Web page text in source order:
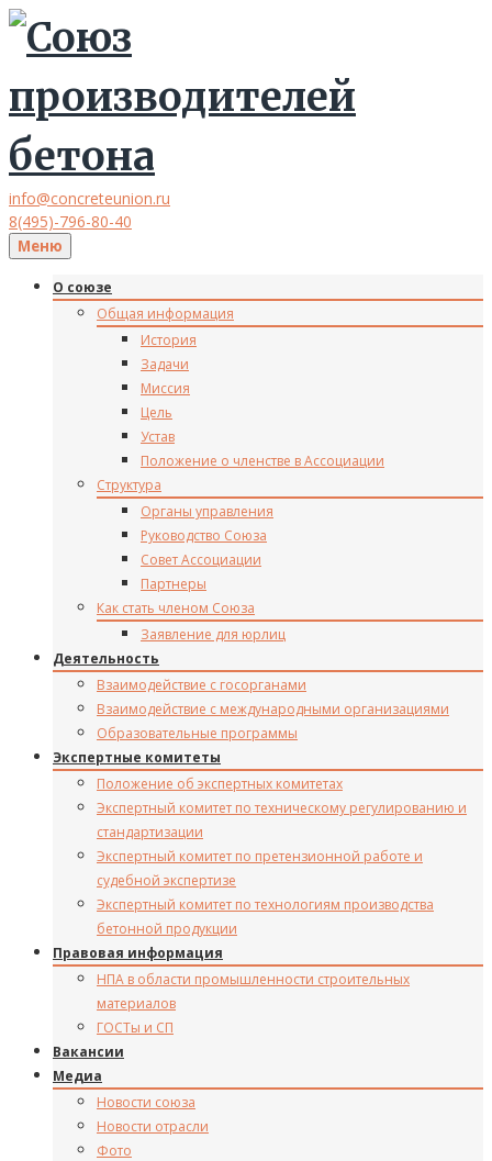
info@concreteunion.ru
8(495)-796-80-40
Меню
О союзе
Общая информация
История
Задачи
Миссия
Цель
Устав
Положение о членстве в Ассоциации
Структура
Органы управления
Руководство Союза
Совет Ассоциации
Партнеры
Как стать членом Союза
Заявление для юрлиц
Деятельность
Взаимодействие с госорганами
Взаимодействие с международными организациями
Образовательные программы
Экспертные комитеты
Положение об экспертных комитетах
Экспертный комитет по техническому регулированию и
стандартизации
Экспертный комитет по претензионной работе и
судебной экспертизе
Экспертный комитет по технологиям производства
бетонной продукции
Правовая информация
НПА в области промышленности строительных
материалов
ГОСТы и СП
Вакансии
Медиа
Новости союза
Новости отрасли
Фото